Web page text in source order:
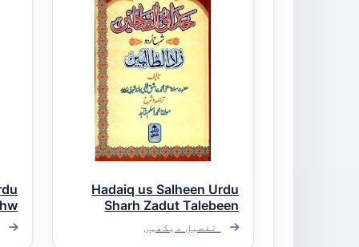
Hadaiq us Salheen Urdu
Sharh Zadut Talebeen
حدائق الصالحین اردو شرح
زاد الطالبین
تفصیل دیکھیں